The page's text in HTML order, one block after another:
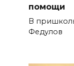
помощи
В
Федулов